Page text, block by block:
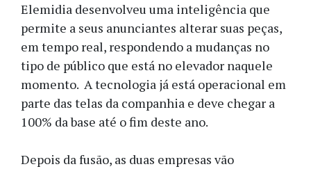
Elemidia desenvolveu uma inteligência que
permite a seus anunciantes alterar suas peças,
em tempo real, respondendo a mudanças no
tipo de público que está no elevador naquele
momento. A tecnologia já está operacional em
parte das telas da companhia e deve chegar a
100% da base até o fim deste ano.
Depois da fusão, as duas empresas vão